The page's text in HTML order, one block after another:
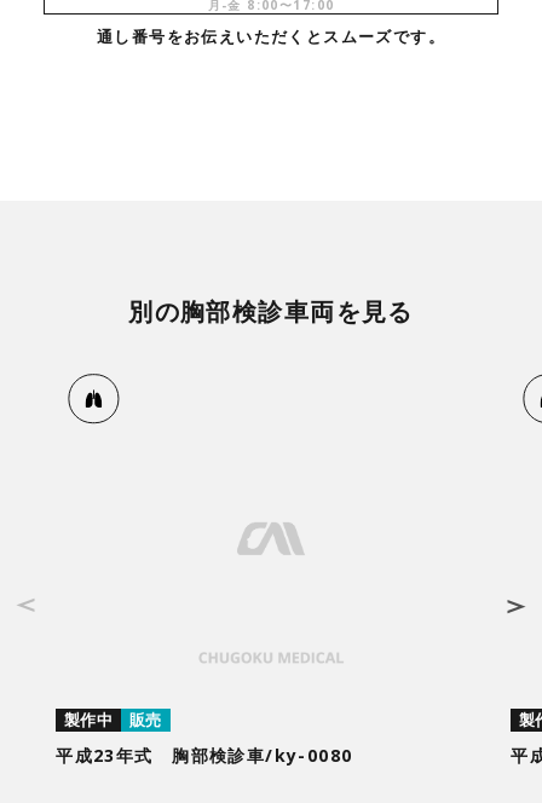
月-金 8:00〜17:00
通し番号をお伝えいただくとスムーズです。
別の胸部検診車両を見る
製作中 販売
平成23年式 胸部検診車/ky-0080
製
平